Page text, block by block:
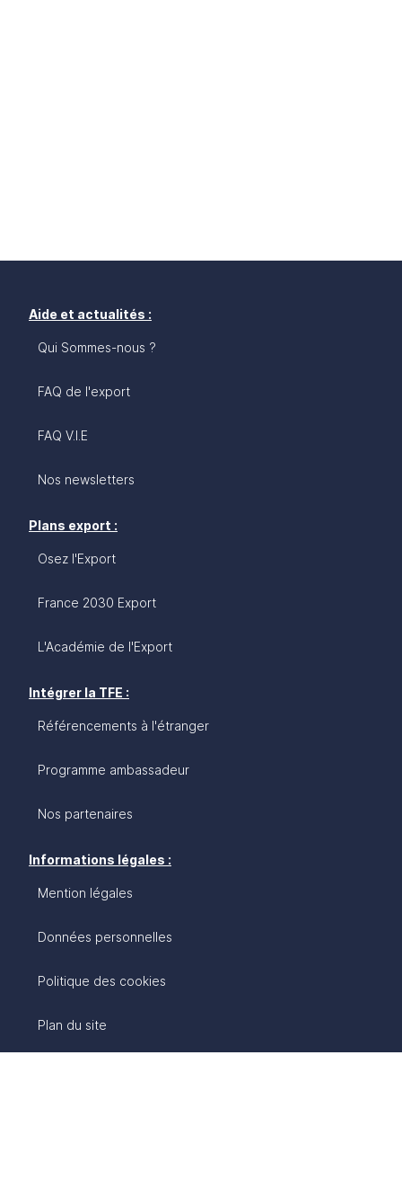
Aide et actualités :
Qui Sommes-nous ?
FAQ de l'export
FAQ V.I.E
Nos newsletters
Plans export :
Osez l'Export
France 2030 Export
L'Académie de l'Export
Intégrer la TFE :
Référencements à l'étranger
Programme ambassadeur
Nos partenaires
Informations légales :
Mention légales
Données personnelles
Politique des cookies
Plan du site